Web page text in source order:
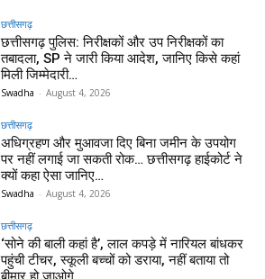
छत्तीसगढ़
छत्तीसगढ़ पुलिस: निरीक्षकों और उप निरीक्षकों का
तबादला, SP ने जारी किया आदेश, जानिए किसे कहां
मिली जिम्मेदारी…
Swadha - August 4, 2026
छत्तीसगढ़
अधिग्रहण और मुआवजा दिए बिना जमीन के उपयोग
पर नहीं लगाई जा सकती रोक… छत्तीसगढ़ हाईकोर्ट ने
क्यों कहा ऐसा जानिए…
Swadha - August 4, 2026
छत्तीसगढ़
‘सोने की बाली कहां है’, लाल कपड़े में नारियल बांधकर
पहुंची टीचर, स्कूली बच्चों को डराया, नहीं बताया तो